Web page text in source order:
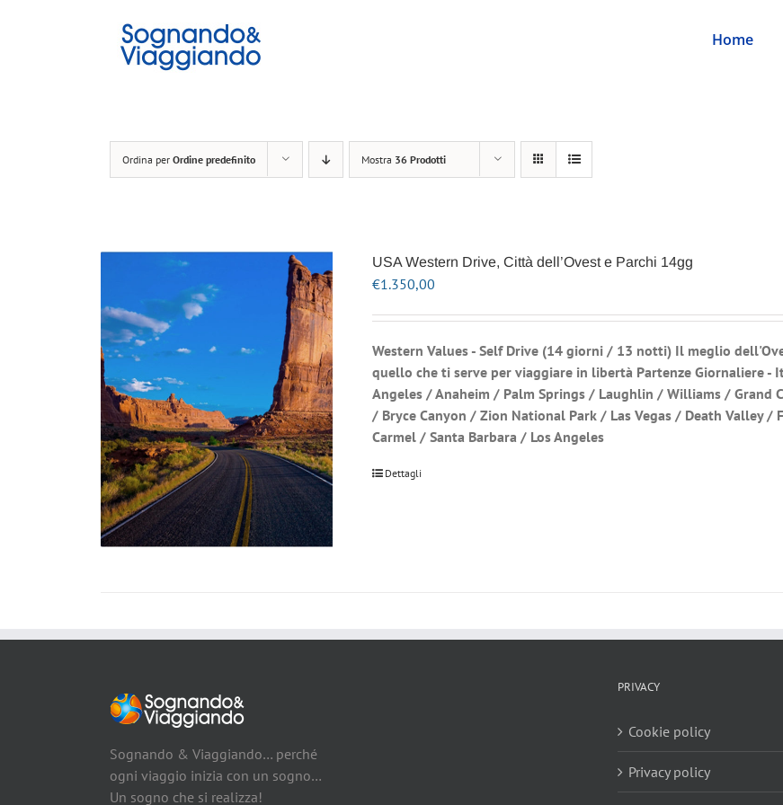
Home
Ordina per Ordine predefinito Mostra 36 Prodotti
USA Western Drive, Città dell’Ovest e Parchi 14gg
€1.350,00
Western Values - Self Drive (14 giorni / 13 notti) Il meglio
quello che ti serve per viaggiare in libertà Partenze Giornaliere -
Angeles / Anaheim / Palm Springs / Laughlin / Williams / Grand
/ Bryce Canyon / Zion National Park / Las Vegas / Death Valley /
Carmel / Santa Barbara / Los Angeles
Dettagli
Sognando & Viaggiando… perché
ogni viaggio inizia con un sogno…
Un sogno che si realizza!
PRIVACY
Cookie policy
Privacy policy